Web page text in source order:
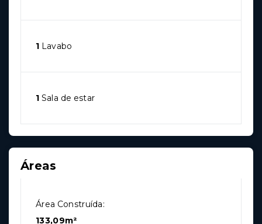
1 Lavabo
1 Sala de estar
Áreas
Área Construída:
133,09m²